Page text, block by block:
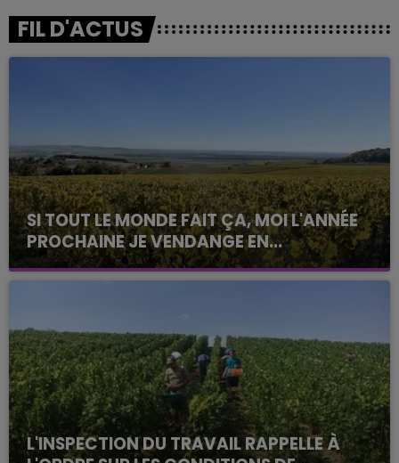
FIL D'ACTUS
SI TOUT LE MONDE FAIT ÇA, MOI L'ANNÉE
PROCHAINE JE VENDANGE EN...
La vendange en Champagne a débuté ce jeudi 6
août dans la commune de Montgueux (Aube). Du
L'INSPECTION DU TRAVAIL RAPPELLE À